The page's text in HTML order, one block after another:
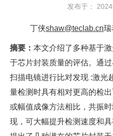
发布于：
丁侠shaw@teclab.cn瑞
摘要： 本文介绍了多种基于
于芯片封装质量的评估。通
扫描电镜进行比对发现 :激光
量检测时具有相对更高的检
或幅值成像方法相比，共振
现，可大幅提升检测速度和